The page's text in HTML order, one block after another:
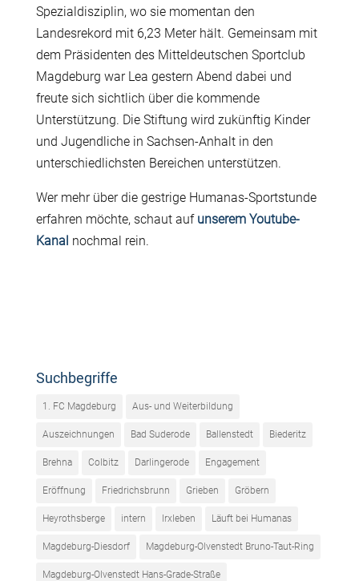
Spezialdisziplin, wo sie momentan den
Landesrekord mit 6,23 Meter hält. Gemeinsam mit
dem Präsidenten des Mitteldeutschen Sportclub
Magdeburg war Lea gestern Abend dabei und
freute sich sichtlich über die kommende
Unterstützung. Die Stiftung wird zukünftig Kinder
und Jugendliche in Sachsen-Anhalt in den
unterschiedlichsten Bereichen unterstützen.
Wer mehr über die gestrige Humanas-Sportstunde
erfahren möchte, schaut auf unserem Youtube-
Kanal nochmal rein.
Suchbegriffe
1. FC Magdeburg Aus- und Weiterbildung
Auszeichnungen Bad Suderode Ballenstedt Biederitz
Brehna Colbitz Darlingerode Engagement
Eröffnung Friedrichsbrunn Grieben Gröbern
Heyrothsberge intern Irxleben Läuft bei Humanas
Magdeburg-Diesdorf Magdeburg-Olvenstedt Bruno-Taut-Ring
Magdeburg-Olvenstedt Hans-Grade-Straße